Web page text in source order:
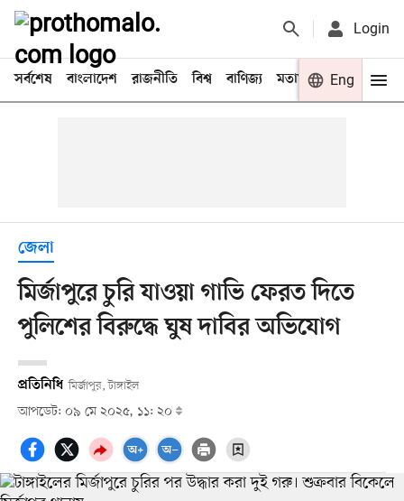
Login
সর্বশেষ বাংলাদেশ রাজনীতি বিশ্ব বাণিজ্য মতামত খেলা
Eng
জেলা
মির্জাপুরে চুরি যাওয়া গাভি ফেরত দিতে
পুলিশের বিরুদ্ধে ঘুষ দাবির অভিযোগ
প্রতিনিধি মির্জাপুর, টাঙ্গাইল
আপডেট: ০৯ মে ২০২৫, ১১: ২০